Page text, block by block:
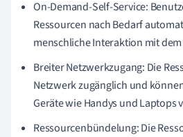
On-Demand-Self-Service:
Ressourcen nach Bedarf
menschliche Interaktion mit
Breiter Netzwerkzugang: Die
Netzwerk zugänglich und
Geräte wie Handys und Laptops
Ressourcenbündelung: Die